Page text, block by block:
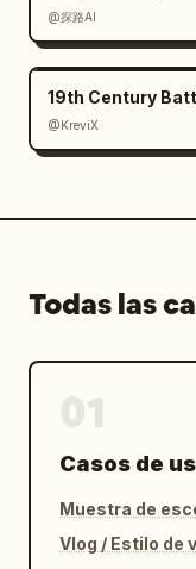
@探路AI
19th Century
@KreviX
Todas las
Casos de
Muestra de
Vlog / Estilo de